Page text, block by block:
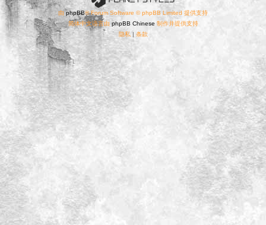
由phpBB® Forum Software © phpBB Limited 提供支持
简体中文语言由 phpBB Chinese制作并提供支持
隐私 | 条款